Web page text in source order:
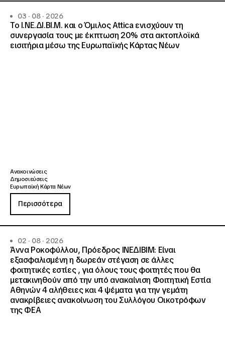
03 · 08 · 2026
Το Ι.ΝΕ.ΔΙ.ΒΙ.Μ. και o Όμιλος Attica ενισχύουν τη
συνεργασία τους με έκπτωση 20% στα ακτοπλοϊκά
εισιτήρια μέσω της Ευρωπαϊκής Κάρτας Νέων
Ανακοινώσεις
Δημοσιεύσεις
Ευρωπαϊκή Κάρτα Νέων
Περισσότερα
02 · 08 · 2026
Άννα Ροκοφύλλου, Πρόεδρος ΙΝΕΔΙΒΙΜ: Είναι
εξασφαλισμένη η δωρεάν στέγαση σε άλλες
φοιτητικές εστίες , για όλους τους φοιτητές που θα
μετακινηθούν από την υπό ανακαίνιση Φοιτητική Εστία
Αθηνών 4 αλήθειες και 4 ψέματα για την γεμάτη
ανακρίβειες ανακοίνωση του Συλλόγου Οικοτρόφων
της ΦΕΑ